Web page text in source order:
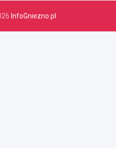
InfoGniezno.pl